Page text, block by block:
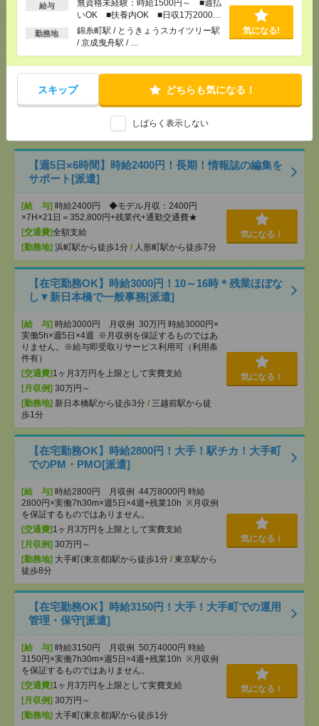
給与
無資格未経験：時給1500円～ ■週払
いOK ■扶養内OK ■日収1万2000円
以上
勤務地
錦糸町駅 / とうきょうスカイツリー駅
/ 京成曳舟駅 / …
気になる!
スキップ どちらも気になる！
しばらく表示しない
説明会参加で全員に【現金2千円相当プレゼント】生
活のお手伝い[派遣]
無資格未経験：時給1500円～ ■週払い
OK ■扶養内OK ■日収1万2000円以上
[交通費]交通費全額支給
とうきょうスカイツリー駅
気になる！
【週5日×6時間】時給2400円！長期！情報誌の編集を
サポート[派遣]
[給 与] 時給2400円 ◆モデル月収：2400円
×7H×21日＝352,800円+残業代+通勤交通費★
[交通費]全額支給
[勤務地] 浜町駅から徒歩1分 / 人形町駅から徒歩7分
気になる！
【在宅勤務OK】時給3000円！10～16時＊残業ほぼな
し▼新日本橋で一般事務[派遣]
[給 与] 時給3000円 月収例 30万円 時給3000円×
実働5h×週5日×4週 ※月収例を保証するものではあ
りません。※給与即受取りサービス利用可（利用条
件有）
[交通費] 1ヶ月3万円を上限として実費支給
[月収例] 30万円～
[勤務地] 新日本橋駅から徒歩3分 / 三越前駅から徒
歩1分
気になる！
【在宅勤務OK】時給2800円！大手！駅チカ！大手町
でのPM・PMO[派遣]
[給 与] 時給2800円 月収例 44万8000円 時給
2800円×実働7h30m×週5日×4週+残業10h ※月収例
を保証するものではありません。
[交通費] 1ヶ月3万円を上限として実費支給
[月収例] 30万円～
[勤務地] 大手町(東京都)駅から徒歩1分 / 東京駅から
徒歩8分
気になる！
【在宅勤務OK】時給3150円！大手！大手町での運用
管理・保守[派遣]
[給 与] 時給3150円 月収例 50万4000円 時給
3150円×実働7h30m×週5日×4週+残業10h ※月収例
を保証するものではありません。
[交通費] 1ヶ月3万円を上限として実費支給
[月収例] 30万円～
[勤務地] 大手町(東京都)駅から徒歩1分
気になる！